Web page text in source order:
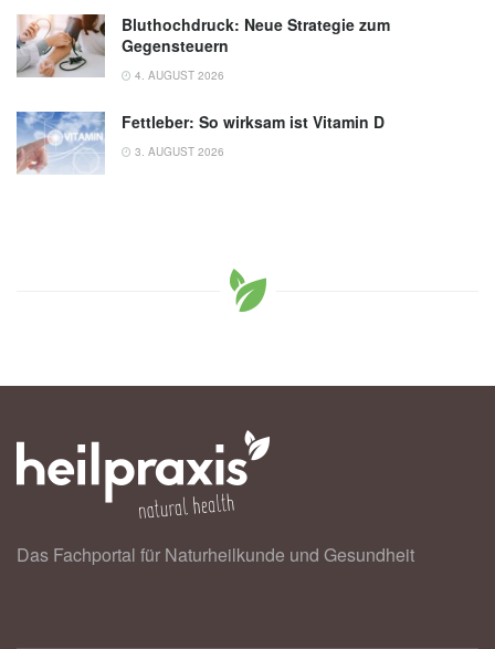
Bluthochdruck: Neue Strategie zum
Gegensteuern
4. AUGUST 2026
Fettleber: So wirksam ist Vitamin D
3. AUGUST 2026
Das Fachportal für Naturheilkunde und Gesundheit